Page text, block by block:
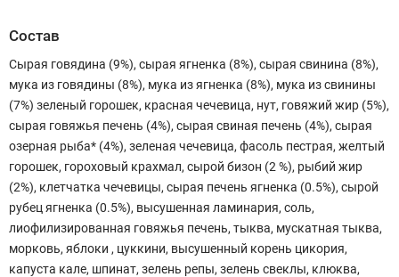
Состав
Сырая говядина (9%), сырая ягненка (8%), сырая свинина (8%),
мука из говядины (8%), мука из ягненка (8%), мука из свинины
(7%) зеленый горошек, красная чечевица, нут, говяжий жир (5%),
сырая говяжья печень (4%), сырая свиная печень (4%), сырая
озерная рыба* (4%), зеленая чечевица, фасоль пестрая, желтый
горошек, гороховый крахмал, сырой бизон (2 %), рыбий жир
(2%), клетчатка чечевицы, сырая печень ягненка (0.5%), сырой
рубец ягненка (0.5%), высушенная ламинария, соль,
лиофилизированная говяжья печень, тыква, мускатная тыква,
морковь, яблоки , цуккини, высушенный корень цикория,
капуста кале, шпинат, зелень репы, зелень свеклы, клюква,